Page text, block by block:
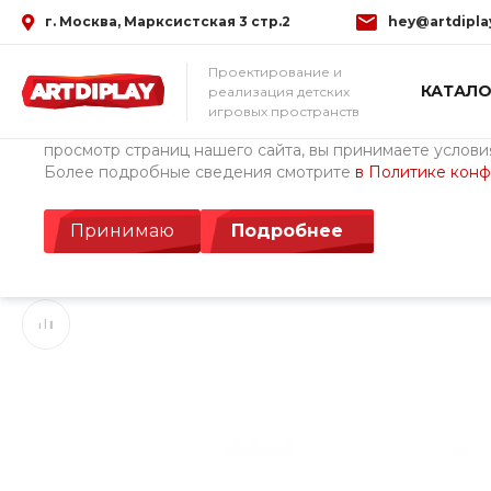
Использование файлов Cookie
Мы используем файлы cookie, разработанные нашими
просмотр страниц нашего сайта, вы принимаете
Более подробные сведения смотрите в Политике
Принимаю Подробнее
г. Москва, Марксистская 3 стр.2
Проектирование и
реализация детских
игровых пространств
Главная / Каталог товаров / Детские площадки ArtDiPlay
Игровой